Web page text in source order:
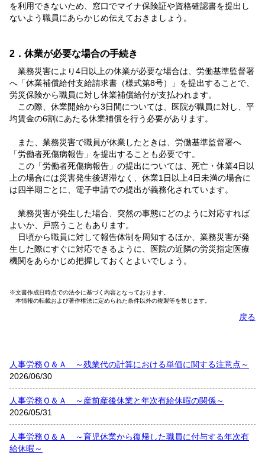
を利用できないため、窓口でマイナ保険証や資格確認書を提出し
ないよう職員にあらかじめ伝えておきましょう。
2．休業が必要な場合の手続き
業務災害により4日以上の休業が必要な場合は、労働基準監督署
へ「休業補償給付支給請求書（様式第8号）」を提出することで、
労災保険から職員に対し休業補償給付が支払われます。
この際、休業開始から3日間については、医院が職員に対し、平
均賃金の6割にあたる休業補償を行う必要があります。
また、業務災害で職員が休業したときは、労働基準監督署へ
「労働者死傷病報告」を提出することも必要です。
この「労働者死傷病報告」の提出については、死亡・休業4日以
上の場合には災害発生後遅滞なく、休業1日以上4日未満の場合に
は四半期ごとに、電子申請での提出が義務化されています。
業務災害が発生した場合、突然の事態にどのように対応すれば
よいか、戸惑うこともあります。
日頃から職員に対して報告体制を周知するほか、業務災害が発
生した際にすぐに対応できるように、医院の近隣の労災指定医療
機関をあらかじめ把握しておくとよいでしょう。
※文書作成日時点での法令に基づく内容となっております。
本情報の転載および著作権法に定められた条件以外の複製等を禁じます。
戻る
人事労務Ｑ＆Ａ ～残業代の計算における単価に関する注意点～
2026/06/30
人事労務Ｑ＆Ａ ～産前産後休業と年次有給休暇の関係～
2026/05/31
人事労務Ｑ＆Ａ ～育児休業から復帰した職員に付与する年次有
給休暇～